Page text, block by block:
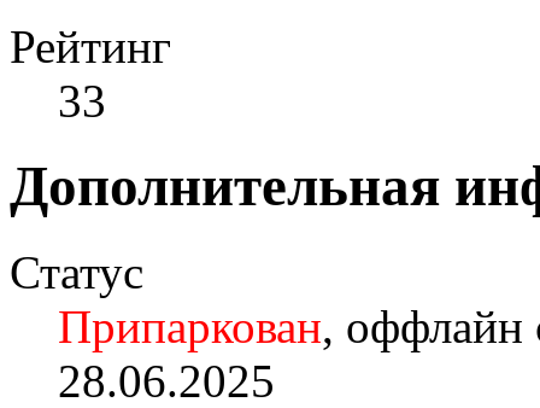
Рейтинг
33
Дополнительная
Статус
Припаркован, оффлайн
28.06.2025